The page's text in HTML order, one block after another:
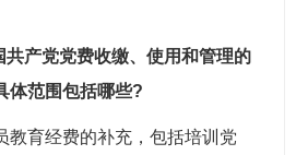
共产党党费收缴、使用和管理的
体范围包括哪些?
育经费的补充，包括培训党